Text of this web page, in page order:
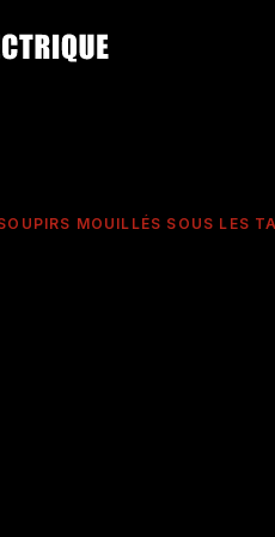
MOUILLÉS SOUS LES